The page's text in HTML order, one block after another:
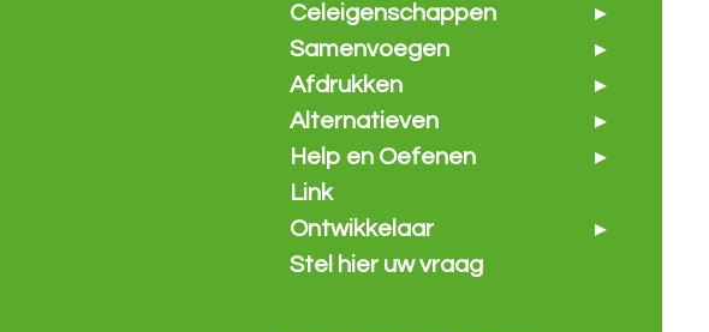
Celeigenschappen
Samenvoegen
Afdrukken
Alternatieven
Help en Oefenen
Link
Ontwikkelaar
Stel hier uw vraag